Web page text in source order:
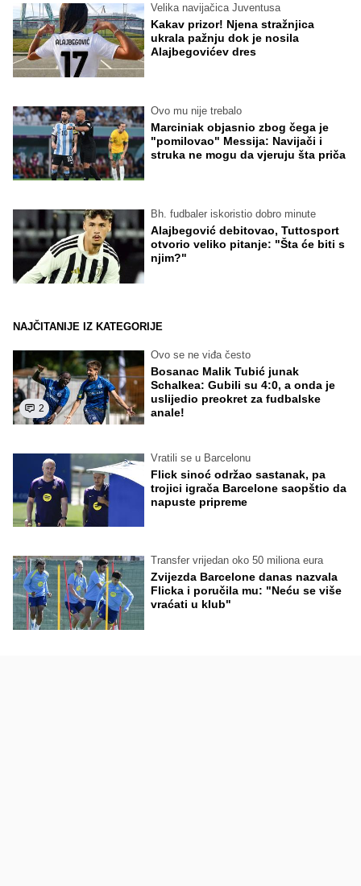
Velika navijačica Juventusa
Kakav prizor! Njena stražnjica
ukrala pažnju dok je nosila
Alajbegovićev dres
Ovo mu nije trebalo
Marciniak objasnio zbog čega je
"pomilovao" Messija: Navijači i
struka ne mogu da vjeruju šta priča
Bh. fudbaler iskoristio dobro minute
Alajbegović debitovao, Tuttosport
otvorio veliko pitanje: "Šta će biti s
njim?"
NAJČITANIJE IZ KATEGORIJE
2
Ovo se ne viđa često
Bosanac Malik Tubić junak
Schalkea: Gubili su 4:0, a onda je
uslijedio preokret za fudbalske
anale!
Vratili se u Barcelonu
Flick sinoć održao sastanak, pa
trojici igrača Barcelone saopštio da
napuste pripreme
Transfer vrijedan oko 50 miliona eura
Zvijezda Barcelone danas nazvala
Flicka i poručila mu: "Neću se više
vraćati u klub"